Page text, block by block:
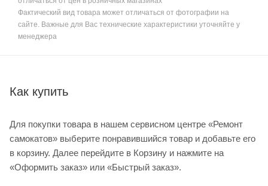
Фактический вид товара может отличаться от фотографии на
сайте. Важные для Вас технические характеристики уточняйте у
менеджера
Как купить
Для покупки товара в нашем сервисном центре «Ремонт
самокатов» выберите понравившийся товар и добавьте его
в корзину. Далее перейдите в Корзину и нажмите на
«Оформить заказ» или «Быстрый заказ».